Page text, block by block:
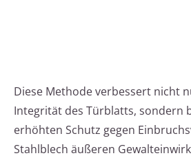
Diese Methode verbessert nicht
Integrität des Türblatts, sondern
erhöhten Schutz gegen
Stahlblech äußeren